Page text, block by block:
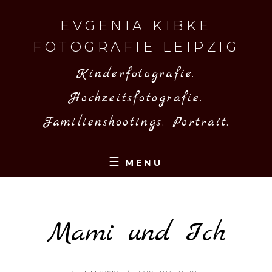
EVGENIA KIBKE
FOTOGRAFIE LEIPZIG
Kinderfotografie.
Hochzeitsfotografie.
Familienshootings. Portrait.
MENU
Mami und Ich